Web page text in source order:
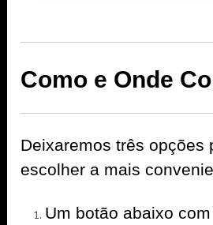
Como e Onde
Deixaremos três opções
escolher a mais
Um botão abaixo